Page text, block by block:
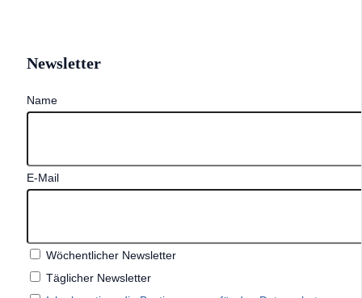
Newsletter
Name
E-Mail
Wöchentlicher Newsletter
Täglicher Newsletter